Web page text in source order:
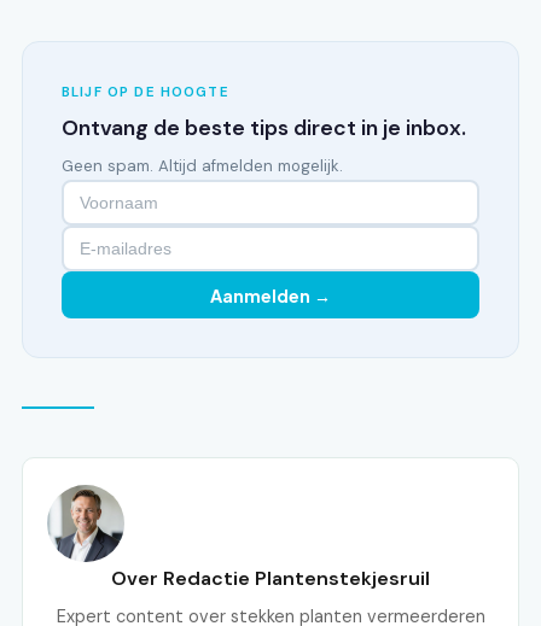
BLIJF OP DE HOOGTE
Ontvang de beste tips direct in je inbox.
Geen spam. Altijd afmelden mogelijk.
Aanmelden →
Over Redactie Plantenstekjesruil
Expert content over stekken planten vermeerderen